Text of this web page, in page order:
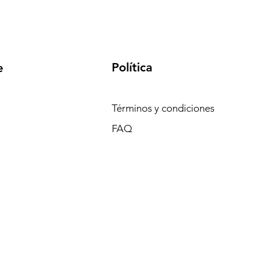
Política
Términos y condiciones
FAQ